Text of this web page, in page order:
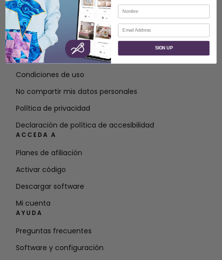
ACERCA DE
Acerca de SVP Worldwide
Póngase en contacto con
Condiciones de uso
No compartir mis datos personales
Política de privacidad
Declaración de política de accesibilidad
ACCEDA A
Planes de afiliación
Activar código
Descargar software
Mi cuenta
AYUDA
Preguntas frecuentes
Software y configuración
Nombre
Correo electrónico
SIGN UP